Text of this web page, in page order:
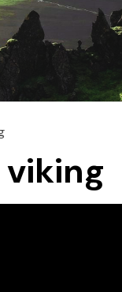
viking